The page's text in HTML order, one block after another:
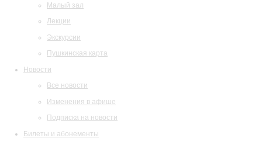
Малый зал
Лекции
Экскурсии
Пушкинская карта
Новости
Все новости
Изменения в афише
Подписка на новости
Билеты и абонементы